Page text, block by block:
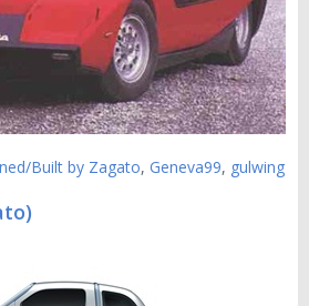
Built by Zagato, Geneva99, gulwing